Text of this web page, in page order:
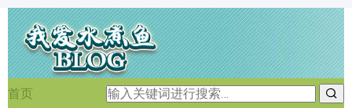
首页